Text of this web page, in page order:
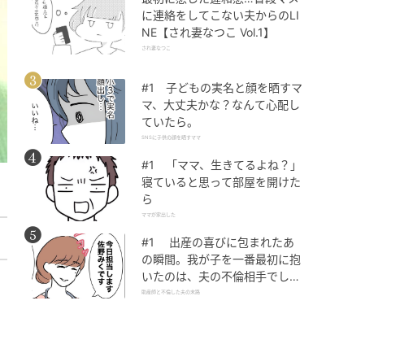
に連絡をしてこない夫からのLI
NE【され妻なつこ Vol.1】
され妻なつこ
#1 子どもの実名と顔を晒すマ
マ、大丈夫かな？なんて心配し
ていたら。
SNSに子供の顔を晒すママ
#1 「ママ、生きてるよね？」
寝ていると思って部屋を開けた
ら
ママが家出した
#1 出産の喜びに包まれたあ
の瞬間。我が子を一番最初に抱
いたのは、夫の不倫相手でし
た。
助産師と不倫した夫の末路